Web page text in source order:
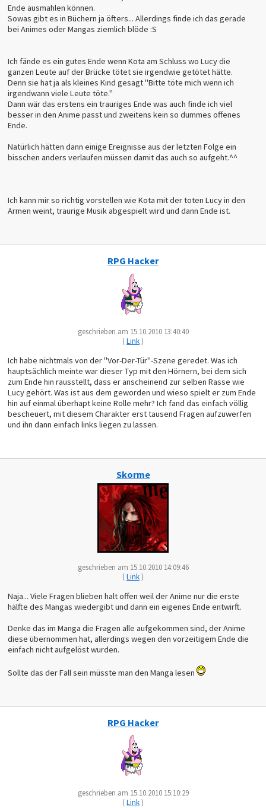
Ende ausmahlen können.
Sowas gibt es in Büchern ja öfters... Allerdings finde ich das gerade
bei Animes oder Mangas ziemlich blöde :S
Ich fände es ein gutes Ende wenn Kota am Schluss wo Lucy die
ganzen Leute auf der Brücke tötet sie irgendwie getötet hätte.
Denn sie hat ja als kleines Kind gesagt "Bitte töte mich wenn ich
irgendwann viele Leute töte."
Dann wär das erstens ein trauriges Ende was auch finde ich viel
besser in den Anime passt und zweitens kein so dummes offenes
Ende.
Natürlich hätten dann einige Ereignisse aus der letzten Folge ein
bisschen anders verlaufen müssen damit das auch so aufgeht.^^
Ich kann mir so richtig vorstellen wie Kota mit der toten Lucy in den
Armen weint, traurige Musik abgespielt wird und dann Ende ist.
RPG Hacker
geschrieben am 15.10.2010 13:40:40
(Link)
Ich habe nichtmals von der "Vor-Der-Tür"-Szene geredet. Was ich
hauptsächlich meinte war dieser Typ mit den Hörnern, bei dem sich
zum Ende hin rausstellt, dass er anscheinend zur selben Rasse wie
Lucy gehört. Was ist aus dem geworden und wieso spielt er zum Ende
hin auf einmal überhapt keine Rolle mehr? Ich fand das einfach völlig
bescheuert, mit diesem Charakter erst tausend Fragen aufzuwerfen
und ihn dann einfach links liegen zu lassen.
Skorme
geschrieben am 15.10.2010 14:09:46
(Link)
Naja... Viele Fragen blieben halt offen weil der Anime nur die erste
hälfte des Mangas wiedergibt und dann ein eigenes Ende entwirft.
Denke das im Manga die Fragen alle aufgekommen sind, der Anime
diese übernommen hat, allerdings wegen den vorzeitigem Ende die
einfach nicht aufgelöst wurden.
Sollte das der Fall sein müsste man den Manga lesen
RPG Hacker
geschrieben am 15.10.2010 15:10:29
(Link)